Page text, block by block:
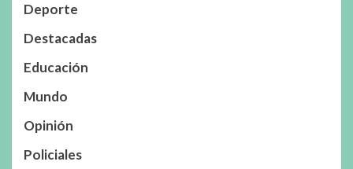
Deporte
Destacadas
Educación
Mundo
Opinión
Policiales